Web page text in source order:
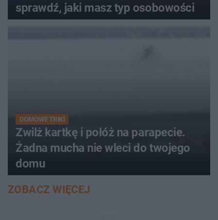
sprawdź, jaki masz typ osobowości
DOMOWE TRIKI
Zwilż kartkę i połóż na parapecie.
Żadna mucha nie wleci do twojego
domu
ZOBACZ WIĘCEJ